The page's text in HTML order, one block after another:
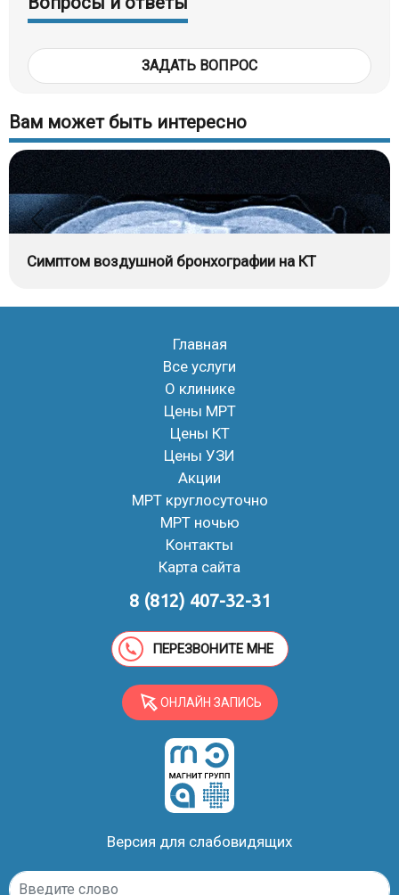
ЗАДАТЬ ВОПРОС
Вам может быть интересно
Симптом воздушной бронхографии на КТ
Главная
Все услуги
О клинике
Цены МРТ
Цены КТ
Цены УЗИ
Акции
МРТ круглосуточно
МРТ ночью
Контакты
Карта сайта
8 (812) 407-32-31
ПЕРЕЗВОНИТЕ МНЕ
ОНЛАЙН ЗАПИСЬ
Версия для слабовидящих